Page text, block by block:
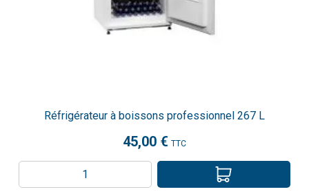
Réfrigérateur à boissons professionnel 267 L
45,00 € TTC